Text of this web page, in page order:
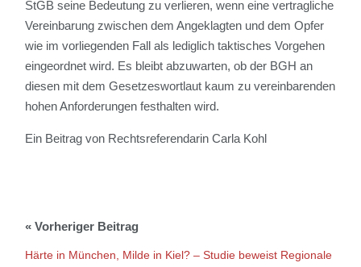
StGB seine Bedeutung zu verlieren, wenn eine vertragliche
Vereinbarung zwischen dem Angeklagten und dem Opfer
wie im vorliegenden Fall als lediglich taktisches Vorgehen
eingeordnet wird. Es bleibt abzuwarten, ob der BGH an
diesen mit dem Gesetzeswortlaut kaum zu vereinbarenden
hohen Anforderungen festhalten wird.
Ein Beitrag von Rechtsreferendarin Carla Kohl
Härte in München, Milde in Kiel? – Studie beweist Regionale